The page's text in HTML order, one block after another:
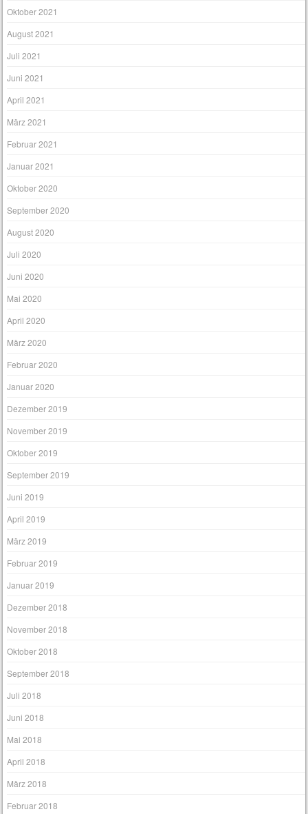
Oktober 2021
August 2021
Juli 2021
Juni 2021
April 2021
März 2021
Februar 2021
Januar 2021
Oktober 2020
September 2020
August 2020
Juli 2020
Juni 2020
Mai 2020
April 2020
März 2020
Februar 2020
Januar 2020
Dezember 2019
November 2019
Oktober 2019
September 2019
Juni 2019
April 2019
März 2019
Februar 2019
Januar 2019
Dezember 2018
November 2018
Oktober 2018
September 2018
Juli 2018
Juni 2018
Mai 2018
April 2018
März 2018
Februar 2018